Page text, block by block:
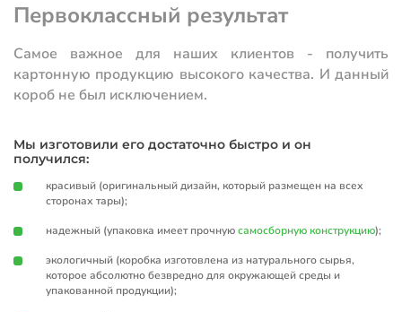
Первоклассный результат
Самое важное для наших клиентов - получить
картонную продукцию высокого качества. И данный
короб не был исключением.
Мы изготовили его достаточно быстро и он
получился:
красивый (оригинальный дизайн, который размещен на всех
сторонах тары);
надежный (упаковка имеет прочнуюсамосборную конструкцию);
экологичный (коробка изготовлена из натурального сырья,
которое абсолютно безвредно для окружающей среды и
упакованной продукции);